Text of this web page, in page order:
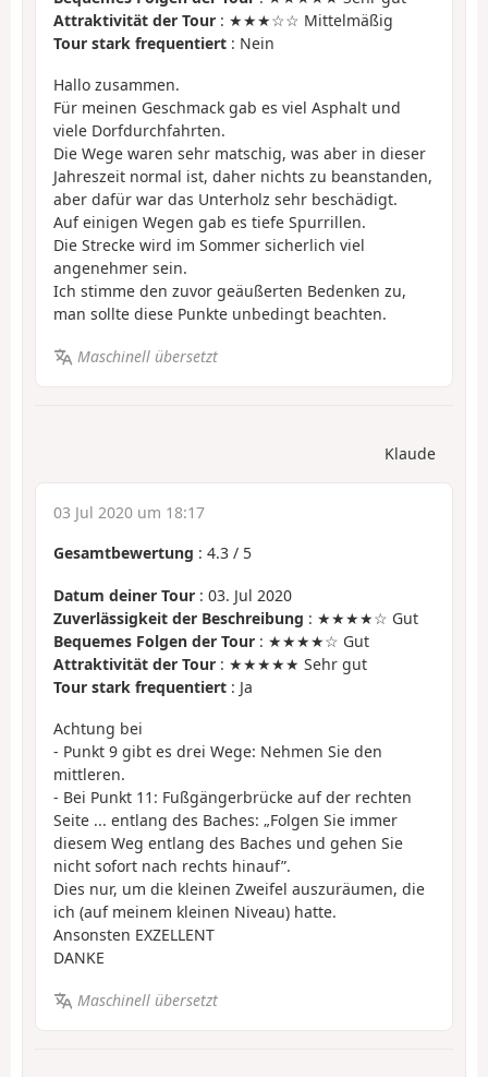
Attraktivität der Tour : ★★★☆☆ Mittelmäßig
Tour stark frequentiert : Nein
Hallo zusammen.
Für meinen Geschmack gab es viel Asphalt und
viele Dorfdurchfahrten.
Die Wege waren sehr matschig, was aber in dieser
Jahreszeit normal ist, daher nichts zu beanstanden,
aber dafür war das Unterholz sehr beschädigt.
Auf einigen Wegen gab es tiefe Spurrillen.
Die Strecke wird im Sommer sicherlich viel
angenehmer sein.
Ich stimme den zuvor geäußerten Bedenken zu,
man sollte diese Punkte unbedingt beachten.
Maschinell übersetzt
Klaude
03 Jul 2020 um 18:17
Gesamtbewertung : 4.3 / 5
Datum deiner Tour : 03. Jul 2020
Zuverlässigkeit der Beschreibung : ★★★★☆ Gut
Bequemes Folgen der Tour : ★★★★☆ Gut
Attraktivität der Tour : ★★★★★ Sehr gut
Tour stark frequentiert : Ja
Achtung bei
- Punkt 9 gibt es drei Wege: Nehmen Sie den
mittleren.
- Bei Punkt 11: Fußgängerbrücke auf der rechten
Seite ... entlang des Baches: „Folgen Sie immer
diesem Weg entlang des Baches und gehen Sie
nicht sofort nach rechts hinauf”.
Dies nur, um die kleinen Zweifel auszuräumen, die
ich (auf meinem kleinen Niveau) hatte.
Ansonsten EXZELLENT
DANKE
Maschinell übersetzt